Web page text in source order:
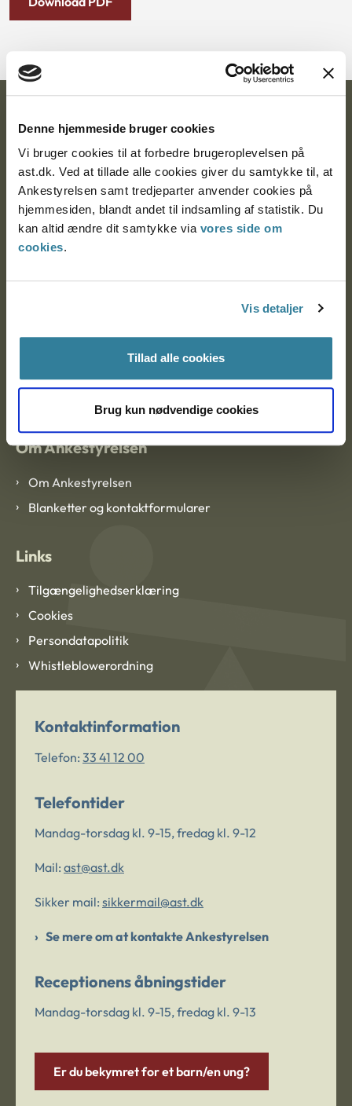
Denne hjemmeside bruger cookies
Vi bruger cookies til at forbedre brugeroplevelsen på
ast.dk. Ved at tillade alle cookies giver du samtykke til, at
Ankestyrelsen samt tredjeparter anvender cookies på
hjemmesiden, blandt andet til indsamling af statistik. Du
kan altid ændre dit samtykke via vores side om
cookies.
Vis detaljer
Tillad alle cookies
Brug kun nødvendige cookies
Postadresse:
9000 Aalborg
CVR: 1007 4002
Om Ankestyrelsen
Om Ankestyrelsen
Blanketter og kontaktformularer
Links
Tilgængelighedserklæring
Cookies
Persondatapolitik
Whistleblowerordning
Kontaktinformation
Telefon: 33 41 12 00
Telefontider
Mandag-torsdag kl. 9-15, fredag kl. 9-12
Mail: ast@ast.dk
Sikker mail: sikkermail@ast.dk
Se mere om at kontakte Ankestyrelsen
Receptionens åbningstider
Mandag-torsdag kl. 9-15, fredag kl. 9-13
Er du bekymret for et barn/en ung?